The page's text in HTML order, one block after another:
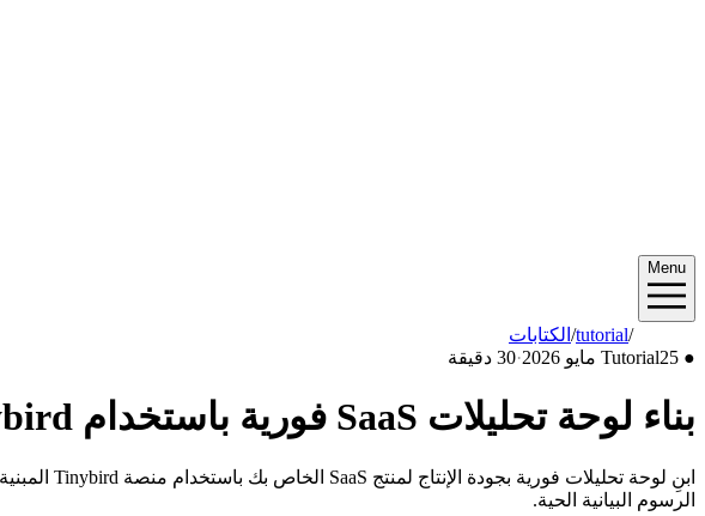
Menu
الكتابات /tutorial/2026/05
●
Tutorial25 مايو 2026 ·30 دقيقة
بناء لوحة تحليلات SaaS فورية باستخدام Tinybird و Next.js
الرسوم البيانية الحية.